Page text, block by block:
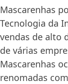
Mascarenhas
Tecnologia da
vendas de alto
de várias
Mascarenhas
renomadas